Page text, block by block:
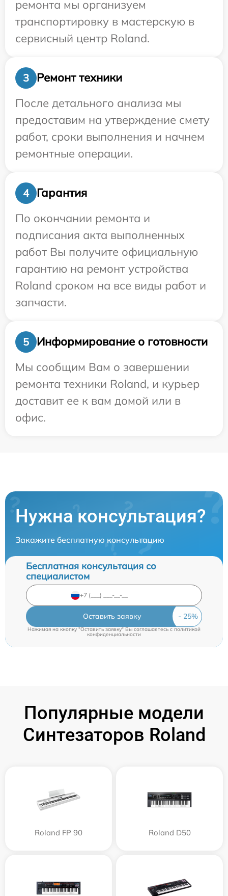
ремонта мы организуем
транспортировку в мастерскую в
сервисный центр Roland.
3
Ремонт техники
После детального анализа мы
предоставим на утверждение смету
работ, сроки выполнения и начнем
ремонтные операции.
4
Гарантия
По окончании ремонта и
подписания акта выполненных
работ Вы получите официальную
гарантию на ремонт устройства
Roland сроком на все виды работ и
запчасти.
5
Информирование о готовности
Мы сообщим Вам о завершении
ремонта техники Roland, и курьер
доставит ее к вам домой или в
офис.
Нужна консультация?
Закажите бесплатную консультацию
Бесплатная консультация со
специалистом
Оставить заявку
Нажимая на кнопку "Оставить заявку" Вы соглашаетесь cполитикой
конфиденциальности
Популярные модели
Синтезаторов Roland
Roland FP 90 Roland D50